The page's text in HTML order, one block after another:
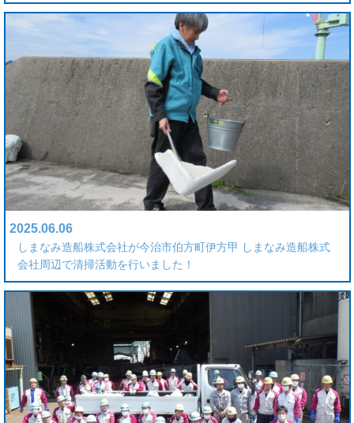
2025.06.06
しまなみ造船株式会社が今治市伯方町伊方甲 しまなみ造船株式
会社周辺で清掃活動を行いました！